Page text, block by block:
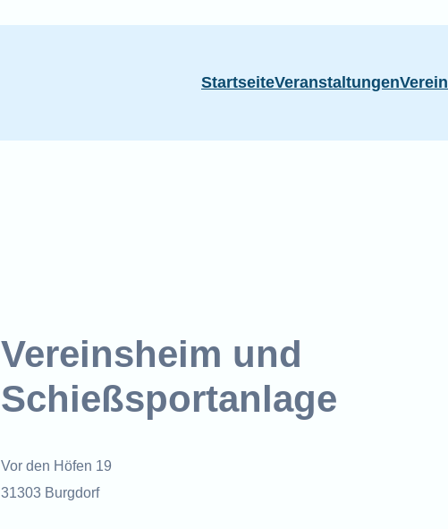
StartseiteVeranstaltungenVerein
Vereinsheim und
Schießsportanlage
Vor den Höfen 19
31303 Burgdorf